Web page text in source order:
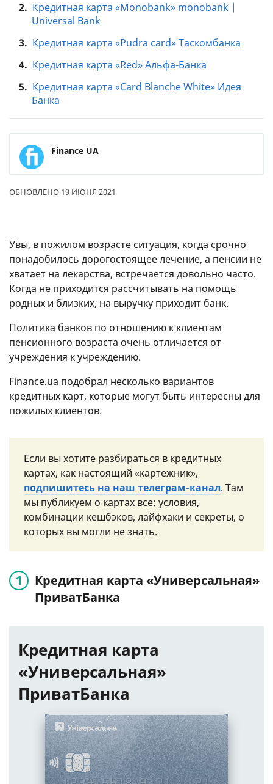
2. Кредитная карта «Monobank» monobank |
Universal Bank
3. Кредитная карта «Pudra card» Таскомбанка
4. Кредитная карта «Red» Альфа-Банка
5. Кредитная карта «Card Blanche White» Идея
Банка
Finance UA
ОБНОВЛЕНО 19 ИЮНЯ 2021
Увы, в пожилом возрасте ситуация, когда срочно
понадобилось дорогостоящее лечение, а пенсии не
хватает на лекарства, встречается довольно часто.
Когда не приходится рассчитывать на помощь
родных и близких, на выручку приходит банк.
Политика банков по отношению к клиентам
пенсионного возраста очень отличается от
учреждения к учреждению.
Finance.ua подобрал несколько вариантов
кредитных карт, которые могут быть интересны для
пожилых клиентов.
Если вы хотите разбираться в кредитных
картах, как настоящий «картежник»,
подпишитесь на наш телеграм-канал. Там
мы публикуем о картах все: условия,
комбинации кешбэков, лайфхаки и секреты, о
которых вы могли не знать.
Кредитная карта «Универсальная»
ПриватБанка
Кредитная карта
«Универсальная»
ПриватБанка